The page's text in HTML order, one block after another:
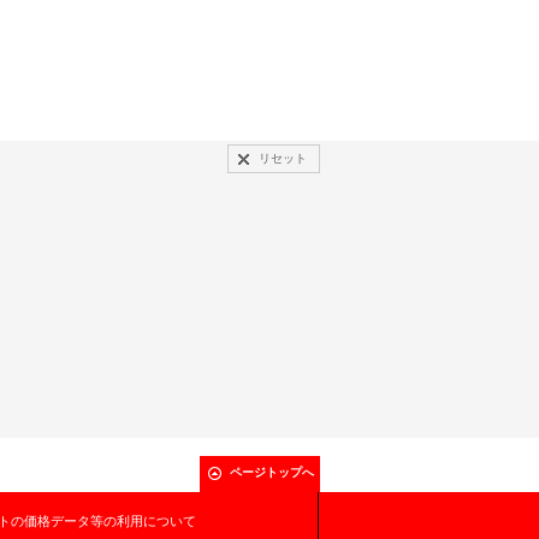
リセット
ページトップへ
の価格データ等の利用について